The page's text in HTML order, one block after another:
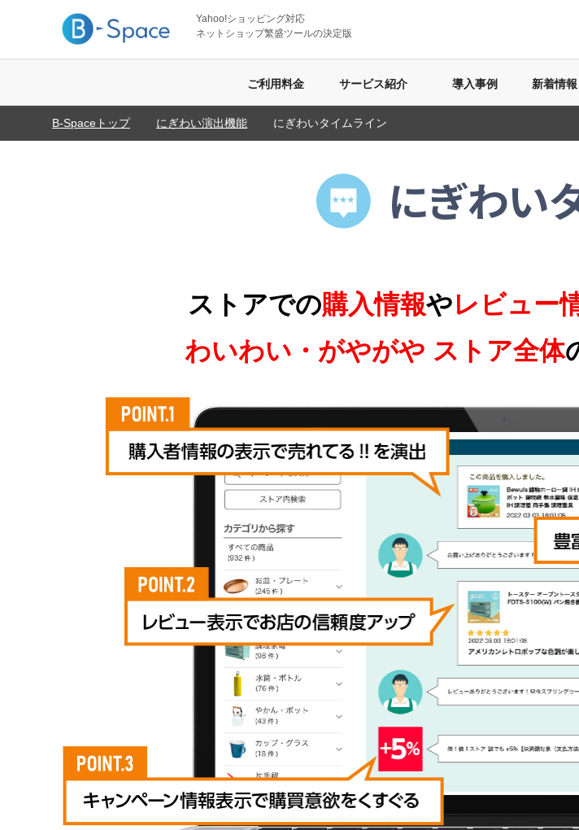
Yahoo!ショッピング対応
ネットショップ繁盛ツールの決定版
ご利用料金 サービス紹介 導入事例 新着情報
B-Spaceトップ にぎわい演出機能 にぎわいタイムライン
ストアでの購入情報やレビュー
わいわい・がやがや ストア全体